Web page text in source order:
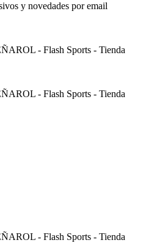
y novedades por email